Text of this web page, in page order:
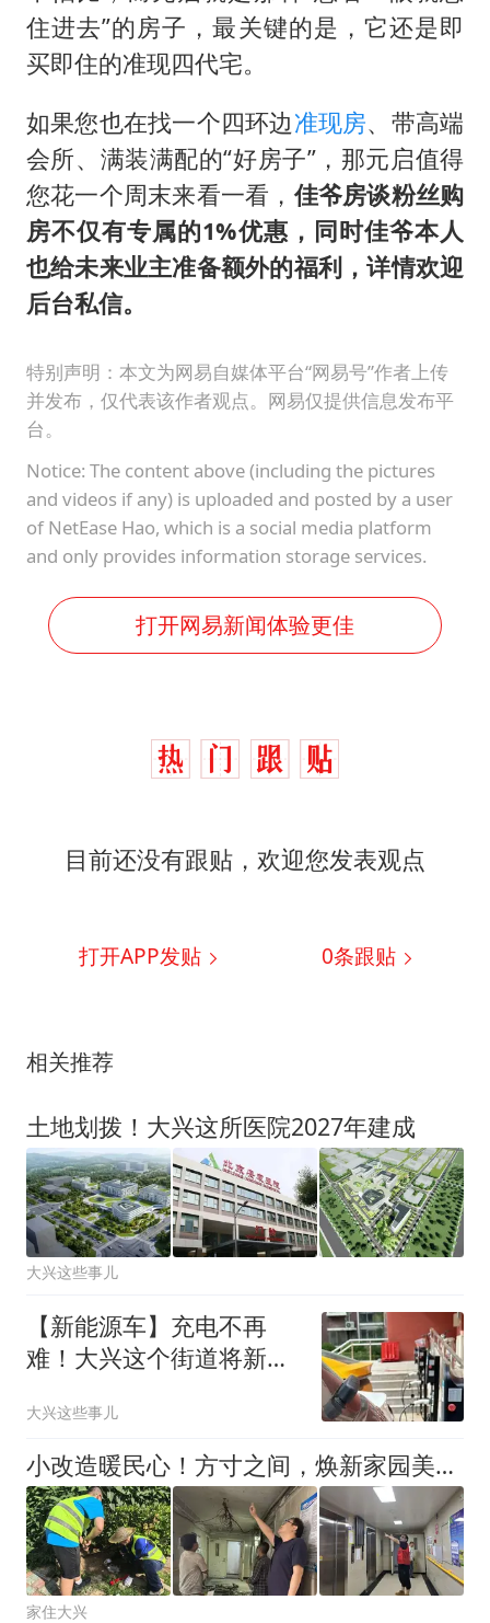
住进去”的房子，最关键的是，它还是即
买即住的准现四代宅。
如果您也在找一个四环边准现房、带高端
会所、满装满配的“好房子”，那元启值得
您花一个周末来看一看， 佳爷房谈粉丝购
房不仅有专属的1%优惠，同时佳爷本人
也给未来业主准备额外的福利，详情欢迎
后台私信。
特别声明：本文为网易自媒体平台“网易号”作者上传
并发布，仅代表该作者观点。网易仅提供信息发布平
台。
Notice: The content above (including the pictures
and videos if any) is uploaded and posted by a user
of NetEase Hao, which is a social media platform
and only provides information storage services.
打开网易新闻体验更佳
目前还没有跟贴，欢迎您发表观点
打开APP发贴 0条跟贴
相关推荐
土地划拨！大兴这所医院2027年建成
大兴这些事儿
【新能源车】充电不再
难！大兴这个街道将新增
大兴这些事儿
小改造暖民心！方寸之间，焕新家园美好日常
家住大兴